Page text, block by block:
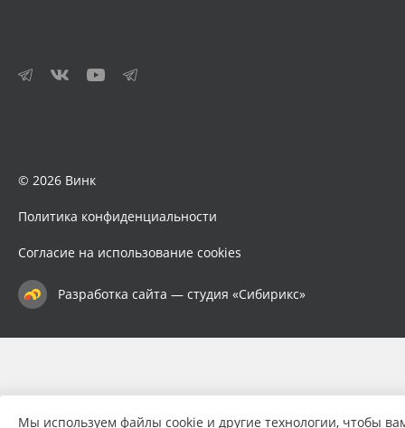
© 2026 Винк
Политика конфиденциальности
Согласие на использование cookies
Разработка сайта — студия «Сибирикс»
Мы используем файлы cookie и другие технологии, чтобы